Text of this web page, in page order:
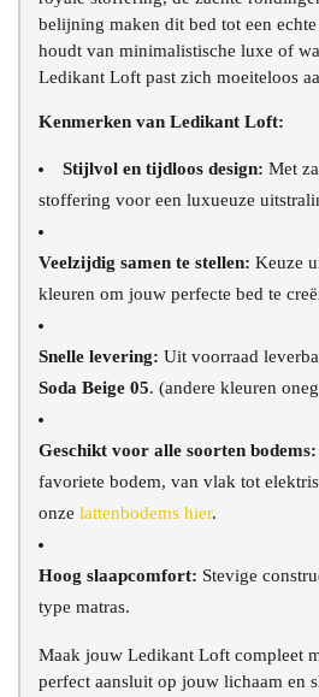
belijning maken dit bed tot een
houdt van minimalistische luxe of
Ledikant Loft past zich moeiteloos
Kenmerken van Ledikant Loft:
Stijlvol en tijdloos design: Met
stoffering voor een luxueuze
Veelzijdig samen te stellen: Keuze
kleuren om jouw perfecte bed te
Snelle levering: Uit voorraad
Soda Beige 05. (andere kleuren oneg
Geschikt voor alle soorten bodems:
favoriete bodem, van vlak tot
onze lattenbodems hier.
Hoog slaapcomfort: Stevige
type matras.
Maak jouw Ledikant Loft compleet
perfect aansluit op jouw lichaam en